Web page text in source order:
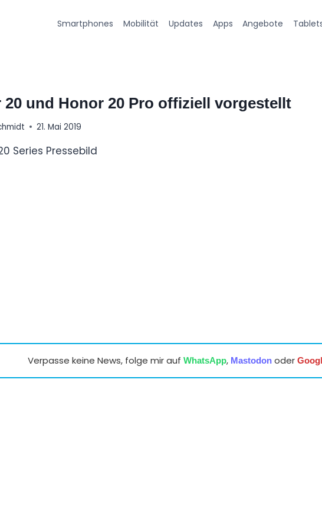
Smartphones Mobilität Updates Apps Angebote
20 und Honor 20 Pro offiziell vorgestellt
21. Mai 2019
Verpasse keine News, folge mir auf WhatsApp, Mastodonoder